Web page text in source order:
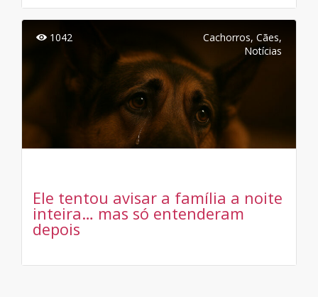
1042 Cachorros, Cães,
Notícias
Ele tentou avisar a família a noite
inteira… mas só entenderam
depois